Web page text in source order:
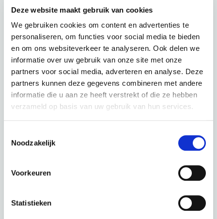
Deze website maakt gebruik van cookies
We gebruiken cookies om content en advertenties te
personaliseren, om functies voor social media te bieden
en om ons websiteverkeer te analyseren. Ook delen we
informatie over uw gebruik van onze site met onze
partners voor social media, adverteren en analyse. Deze
partners kunnen deze gegevens combineren met andere
informatie die u aan ze heeft verstrekt of die ze hebben
verzameld op basis van uw gebruik van hun services.
Noodzakelijk
Voorkeuren
Statistieken
Lening op afbetaling bij Lease-mijn-fiets.be
kleur: Technical Blue Matt
Deze fiets in een andere kleur :